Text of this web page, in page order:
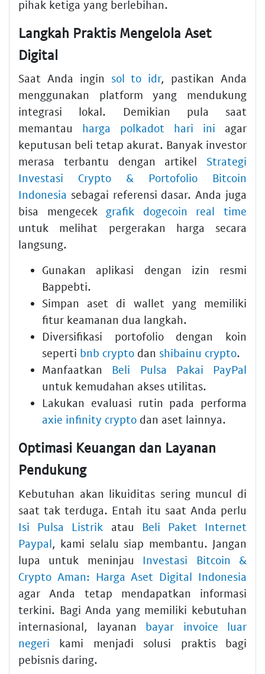
pihak ketiga yang berlebihan.
Langkah Praktis Mengelola Aset
Digital
Saat Anda ingin sol to idr, pastikan Anda
menggunakan platform yang mendukung
integrasi lokal. Demikian pula saat
memantau harga polkadot hari ini agar
keputusan beli tetap akurat. Banyak investor
merasa terbantu dengan artikel Strategi
Investasi Crypto & Portofolio Bitcoin
Indonesia sebagai referensi dasar. Anda juga
bisa mengecek grafik dogecoin real time
untuk melihat pergerakan harga secara
langsung.
Gunakan aplikasi dengan izin resmi
Bappebti.
Simpan aset di wallet yang memiliki
fitur keamanan dua langkah.
Diversifikasi portofolio dengan koin
seperti bnb crypto dan shibainu crypto.
Manfaatkan Beli Pulsa Pakai PayPal
untuk kemudahan akses utilitas.
Lakukan evaluasi rutin pada performa
axie infinity crypto dan aset lainnya.
Optimasi Keuangan dan Layanan
Pendukung
Kebutuhan akan likuiditas sering muncul di
saat tak terduga. Entah itu saat Anda perlu
Isi Pulsa Listrik atau Beli Paket Internet
Paypal, kami selalu siap membantu. Jangan
lupa untuk meninjau Investasi Bitcoin &
Crypto Aman: Harga Aset Digital Indonesia
agar Anda tetap mendapatkan informasi
terkini. Bagi Anda yang memiliki kebutuhan
internasional, layanan bayar invoice luar
negeri kami menjadi solusi praktis bagi
pebisnis daring.